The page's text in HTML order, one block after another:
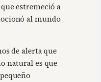
estremeció a
al mundo
de alerta que
natural es que